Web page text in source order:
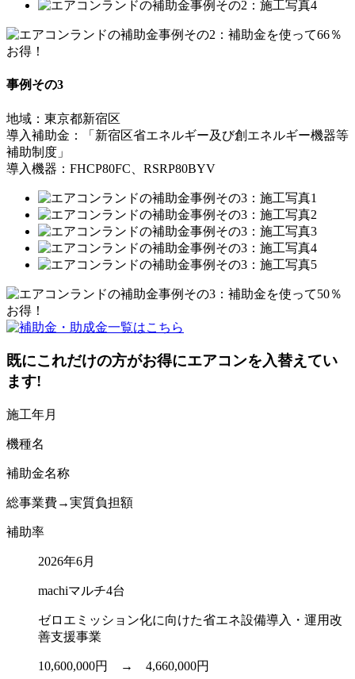
事例その3
地域：東京都新宿区
導入補助金：「新宿区省エネルギー及び創エネルギー機器等
補助制度」
導入機器：FHCP80FC、RSRP80BYV
既にこれだけの方がお得にエアコンを入替えてい
ます!
施工年月
機種名
補助金名称
総事業費→実質負担額
補助率
2026年6月
machiマルチ4台
ゼロエミッション化に向けた省エネ設備導入・運用改
善支援事業
10,600,000円 → 4,660,000円